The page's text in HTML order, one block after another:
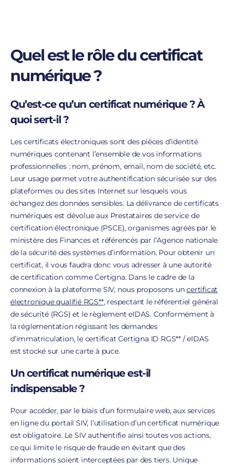
Quel est le rôle du certificat
numérique ?
Qu’est-ce qu’un certificat numérique ? À
quoi sert-il ?
Les certificats électroniques sont des pièces d’identité
numériques contenant l’ensemble de vos informations
professionnelles : nom, prénom, email, nom de société, etc.
Leur usage permet votre authentification sécurisée sur des
plateformes ou des sites Internet sur lesquels vous
échangez des données sensibles. La délivrance de certificats
numériques est dévolue aux Prestataires de service de
certification électronique (PSCE), organismes agréés par le
ministère des Finances et référencés par l’Agence nationale
de la sécurité des systèmes d’information. Pour obtenir un
certificat, il vous faudra donc vous adresser à une autorité
de certification comme Certigna. Dans le cadre de la
connexion à la plateforme SIV, nous proposons uncertificat
électronique qualifié RGS**, respectant le référentiel général
de sécurité (RGS) et le règlement eIDAS. Conformément à
la réglementation régissant les demandes
d’immatriculation, le certificat Certigna ID RGS** / eIDAS
est stocké sur une carte à puce.
Un certificat numérique est-il
indispensable ?
Pour accéder, par le biais d’un formulaire web, aux services
en ligne du portail SIV, l’utilisation d’un certificat numérique
est obligatoire. Le SIV authentifie ainsi toutes vos actions,
ce qui limite le risque de fraude en évitant que des
informations soient interceptées par des tiers. Unique